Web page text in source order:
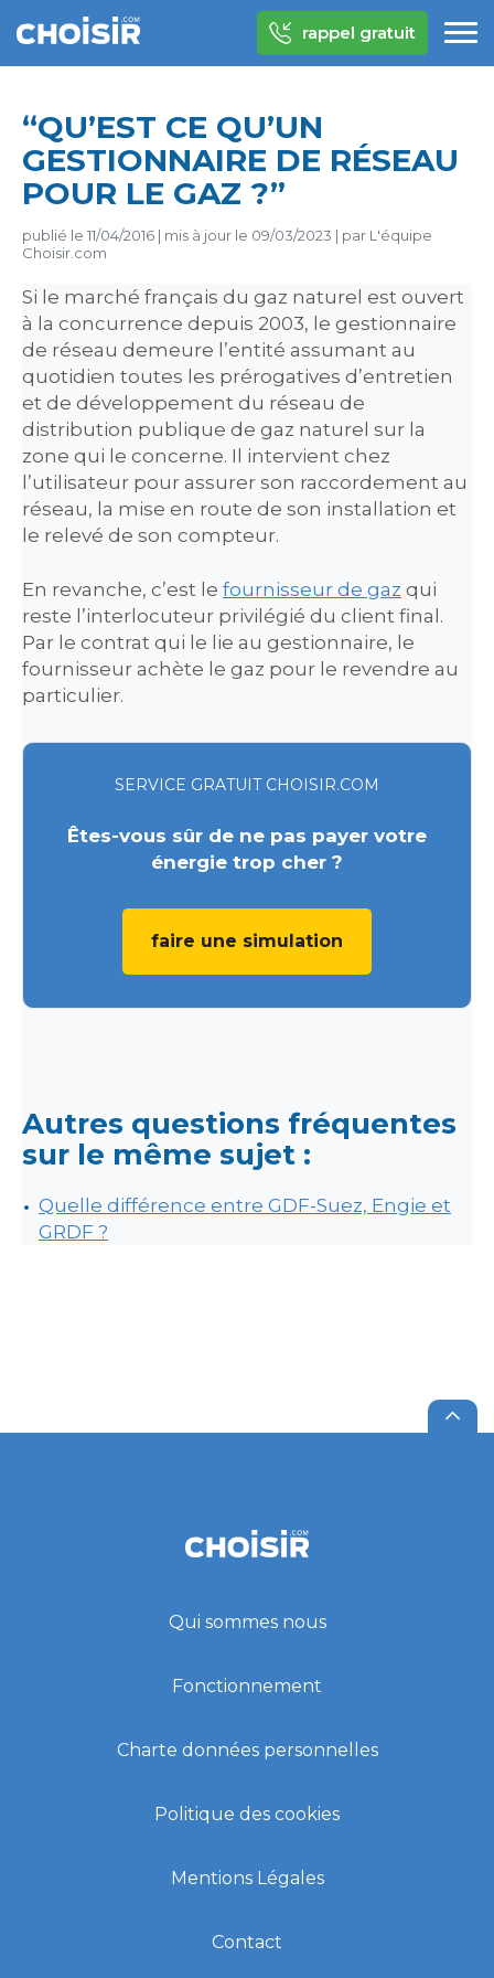
rappel gratuit
“QU’EST CE QU’UN
GESTIONNAIRE DE RÉSEAU
POUR LE GAZ ?”
publié le 11/04/2016 | mis à jour le 09/03/2023 | par L'équipe
Choisir.com
Si le marché français du gaz naturel est ouvert
à la concurrence depuis 2003, le gestionnaire
de réseau demeure l’entité assumant au
quotidien toutes les prérogatives d’entretien
et de développement du réseau de
distribution publique de gaz naturel sur la
zone qui le concerne. Il intervient chez
l’utilisateur pour assurer son raccordement au
réseau, la mise en route de son installation et
le relevé de son compteur.
En revanche, c’est le fournisseur de gaz qui
reste l’interlocuteur privilégié du client final.
Par le contrat qui le lie au gestionnaire, le
fournisseur achète le gaz pour le revendre au
particulier.
SERVICE GRATUIT CHOISIR.COM
Êtes-vous sûr de ne pas payer votre
énergie trop cher ?
faire une simulation
Autres questions fréquentes
sur le même sujet :
Quelle différence entre GDF-Suez, Engie et
GRDF ?
Qui sommes nous
Fonctionnement
Charte données personnelles
Politique des cookies
Mentions Légales
Contact